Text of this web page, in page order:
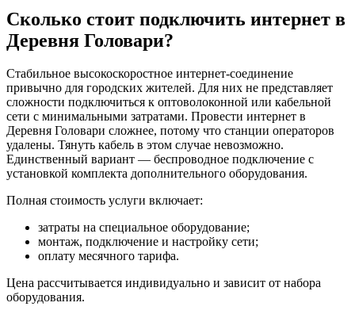
Сколько стоит подключить интернет в
Деревня Головари?
Стабильное высокоскоростное интернет-соединение
привычно для городских жителей. Для них не представляет
сложности подключиться к оптоволоконной или кабельной
сети с минимальными затратами. Провести интернет в
Деревня Головари сложнее, потому что станции операторов
удалены. Тянуть кабель в этом случае невозможно.
Единственный вариант — беспроводное подключение с
установкой комплекта дополнительного оборудования.
Полная стоимость услуги включает:
затраты на специальное оборудование;
монтаж, подключение и настройку сети;
оплату месячного тарифа.
Цена рассчитывается индивидуально и зависит от набора
оборудования.